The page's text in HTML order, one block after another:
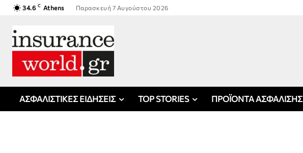
34.6 C Athens Παρασκευή 7 Αυγούστου 2026
ΑΣΦΑΛΙΣΤΙΚΕΣ ΕΙΔΗΣΕΙΣ TOP STORIES ΠΡΟΪΟΝΤΑ ΑΣΦΑΛΙΣΗΣ